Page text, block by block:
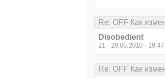
Re: OFF Как
Disobedient
21 - 29.05.2010 - 19:47
Re: OFF Как